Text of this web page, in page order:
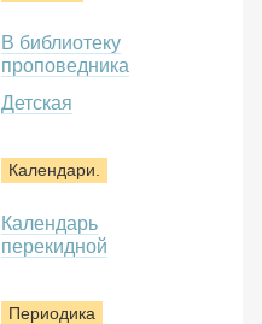
В библиотеку
проповедника
Детская
Календари.
Календарь
перекидной
Периодика